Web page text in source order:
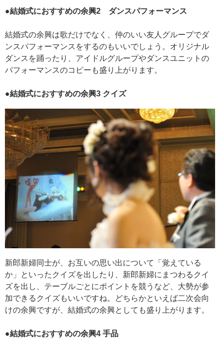
●結婚式におすすめの余興2 ダンスパフォーマンス
結婚式の余興は歌だけでなく、仲のいい友人グループでダ
ンスパフォーマンスをするのもいいでしょう。オリジナル
ダンスを踊ったり、アイドルグループやダンスユニットの
パフォーマンスのコピーも盛り上がります。
●結婚式におすすめの余興3 クイズ
新郎新婦同士が、お互いの思い出について「覚えている
か」といったクイズを出したり、新郎新婦にまつわるクイ
ズを出し、テーブルごとにポイントを競うなど、大勢が参
加できるクイズもいいですね。どちらかといえば二次会向
けの余興ですが、結婚式の余興としても盛り上がります。
●結婚式におすすめの余興4 手品